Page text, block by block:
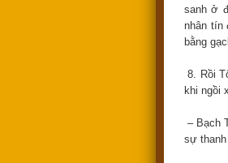
sanh ở
nhân tín
bằng
8. Rồi
khi ngồi
– Bạch
sự